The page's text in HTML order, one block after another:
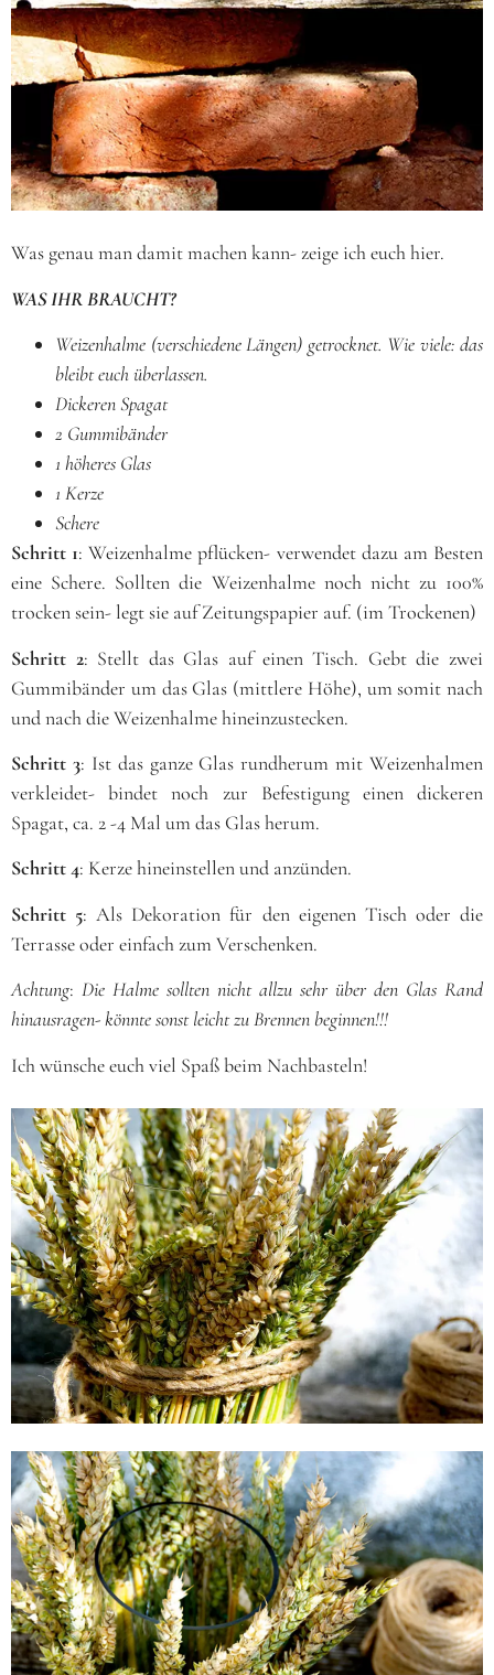
Was genau man damit machen kann- zeige ich euch hier.
WAS IHR BRAUCHT?
Weizenhalme (verschiedene Längen) getrocknet. Wie viele: das
bleibt euch überlassen.
Dickeren Spagat
2 Gummibänder
1 höheres Glas
1 Kerze
Schere
Schritt 1: Weizenhalme pflücken- verwendet dazu am Besten
eine Schere. Sollten die Weizenhalme noch nicht zu 100%
trocken sein- legt sie auf Zeitungspapier auf. (im Trockenen)
Schritt 2: Stellt das Glas auf einen Tisch. Gebt die zwei
Gummibänder um das Glas (mittlere Höhe), um somit nach
und nach die Weizenhalme hineinzustecken.
Schritt 3: Ist das ganze Glas rundherum mit Weizenhalmen
verkleidet- bindet noch zur Befestigung einen dickeren
Spagat, ca. 2 -4 Mal um das Glas herum.
Schritt 4: Kerze hineinstellen und anzünden.
Schritt 5: Als Dekoration für den eigenen Tisch oder die
Terrasse oder einfach zum Verschenken.
Achtung: Die Halme sollten nicht allzu sehr über den Glas Rand
hinausragen- könnte sonst leicht zu Brennen beginnen!!!
Ich wünsche euch viel Spaß beim Nachbasteln!